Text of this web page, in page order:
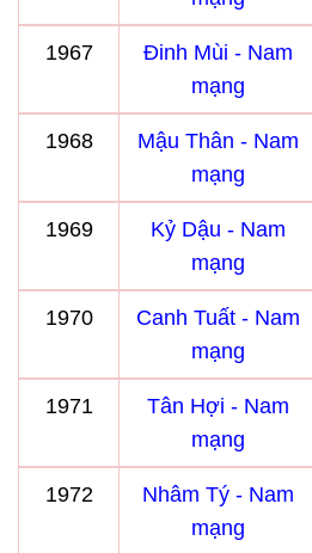
1967
Đinh Mùi - Nam
mạng
1968
Mậu Thân - Nam
mạng
1969
Kỷ Dậu - Nam
mạng
1970
Canh Tuất - Nam
mạng
1971
Tân Hợi - Nam
mạng
1972
Nhâm Tý - Nam
mạng